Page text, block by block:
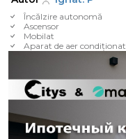
Încălzire autonomă
Ascensor
Mobilat
Aparat de aer condiționat